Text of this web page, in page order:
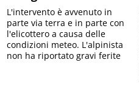
L'intervento è avvenuto in
parte via terra e in parte con
l'elicottero a causa delle
condizioni meteo. L'alpinista
non ha riportato gravi ferite